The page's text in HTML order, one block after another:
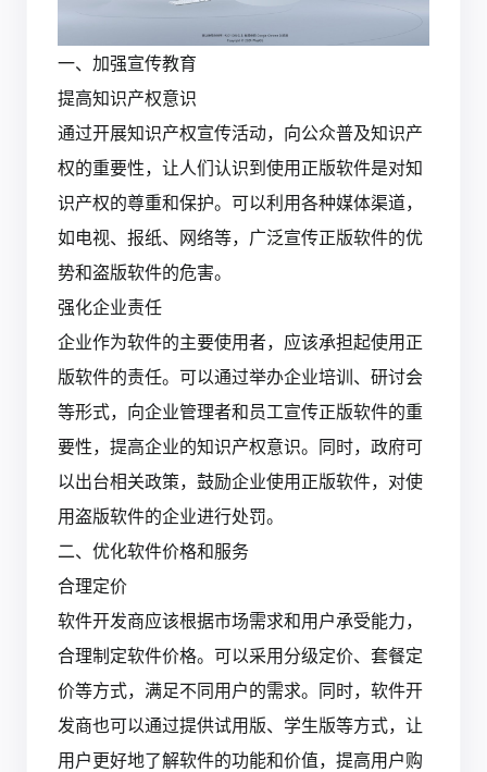
一、加强宣传教育
提高知识产权意识
通过开展知识产权宣传活动，向公众普及知识产
权的重要性，让人们认识到使用正版软件是对知
识产权的尊重和保护。可以利用各种媒体渠道，
如电视、报纸、网络等，广泛宣传正版软件的优
势和盗版软件的危害。
强化企业责任
企业作为软件的主要使用者，应该承担起使用正
版软件的责任。可以通过举办企业培训、研讨会
等形式，向企业管理者和员工宣传正版软件的重
要性，提高企业的知识产权意识。同时，政府可
以出台相关政策，鼓励企业使用正版软件，对使
用盗版软件的企业进行处罚。
二、优化软件价格和服务
合理定价
软件开发商应该根据市场需求和用户承受能力，
合理制定软件价格。可以采用分级定价、套餐定
价等方式，满足不同用户的需求。同时，软件开
发商也可以通过提供试用版、学生版等方式，让
用户更好地了解软件的功能和价值，提高用户购